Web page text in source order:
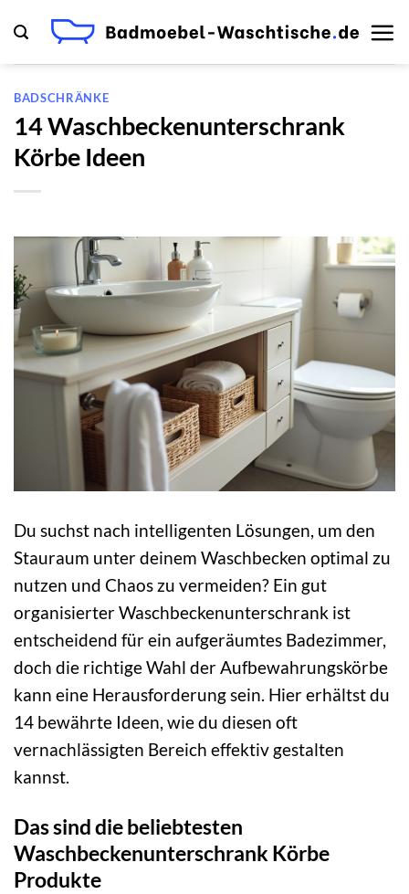
Inhalt
springen
BADSCHRÄNKE
14 Waschbeckenunterschrank
Körbe Ideen
Du suchst nach intelligenten Lösungen, um den
Stauraum unter deinem Waschbecken optimal zu
nutzen und Chaos zu vermeiden? Ein gut
organisierter Waschbeckenunterschrank ist
entscheidend für ein aufgeräumtes Badezimmer,
doch die richtige Wahl der Aufbewahrungskörbe
kann eine Herausforderung sein. Hier erhältst du
14 bewährte Ideen, wie du diesen oft
vernachlässigten Bereich effektiv gestalten
kannst.
Das sind die beliebtesten
Waschbeckenunterschrank Körbe
Produkte